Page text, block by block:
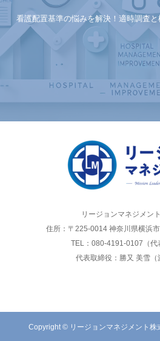
看護配置基準の悩みを解決！適時調査と
リージョンマネジメン
住所：〒225-0014 神奈川県横浜
TEL：080-4191-0107（代
代表取締役：勝又 美雪（
Copyright © リージョンマネジメント株